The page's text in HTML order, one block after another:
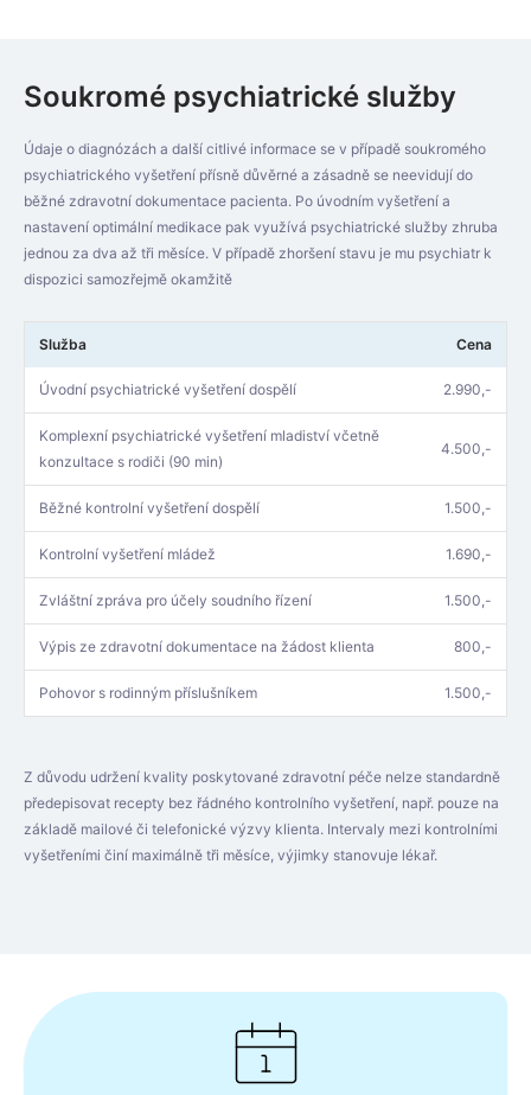
Soukromé psychiatrické služby
Údaje o diagnózách a další citlivé informace se v případě soukromého
psychiatrického vyšetření přísně důvěrné a zásadně se neevidují do
běžné zdravotní dokumentace pacienta. Po úvodním vyšetření a
nastavení optimální medikace pak využívá psychiatrické služby zhruba
jednou za dva až tři měsíce. V případě zhoršení stavu je mu psychiatr k
dispozici samozřejmě okamžitě
Služba Cena
Úvodní psychiatrické vyšetření dospělí 2.990,-
Komplexní psychiatrické vyšetření mladiství včetně
konzultace s rodiči (90 min)
4.500,-
Běžné kontrolní vyšetření dospělí 1.500,-
Kontrolní vyšetření mládež 1.690,-
Zvláštní zpráva pro účely soudního řízení 1.500,-
Výpis ze zdravotní dokumentace na žádost klienta 800,-
Pohovor s rodinným příslušníkem 1.500,-
Z důvodu udržení kvality poskytované zdravotní péče nelze standardně
předepisovat recepty bez řádného kontrolního vyšetření, např. pouze na
základě mailové či telefonické výzvy klienta. Intervaly mezi kontrolními
vyšetřeními činí maximálně tři měsíce, výjimky stanovuje lékař.